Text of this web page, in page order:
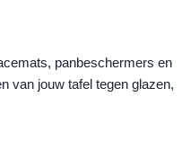
panbeschermers en
van jouw tafel tegen glazen,